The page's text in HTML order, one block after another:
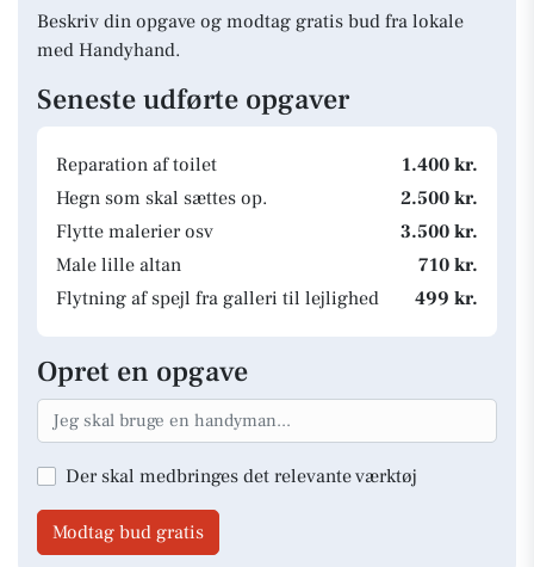
Beskriv din opgave og modtag gratis bud fra lokale
med Handyhand.
Seneste udførte opgaver
Reparation af toilet
1.400 kr.
Hegn som skal sættes op.
2.500 kr.
Flytte malerier osv
3.500 kr.
Male lille altan
710 kr.
Flytning af spejl fra galleri til lejlighed
499 kr.
Opret en opgave
Der skal medbringes det relevante værktøj
Modtag bud gratis